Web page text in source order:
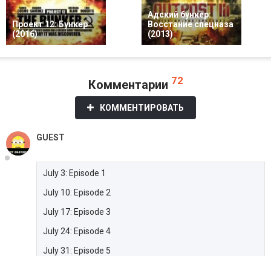
Проект 12: Бункер
(2016)
Адский бункер:
Восстание спецназа
(2013)
Комментарии 72
КОММЕНТИРОВАТЬ
GUEST
July 3: Episode 1
July 10: Episode 2
July 17: Episode 3
July 24: Episode 4
July 31: Episode 5